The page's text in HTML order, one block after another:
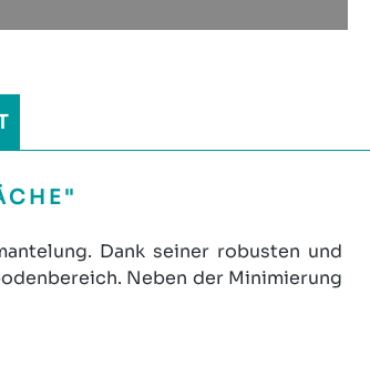
Dank seiner robusten und
Neben der Minimierung